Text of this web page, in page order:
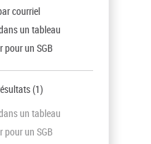
courriel
un tableau
pour un SGB
(1)
un tableau
pour un SGB